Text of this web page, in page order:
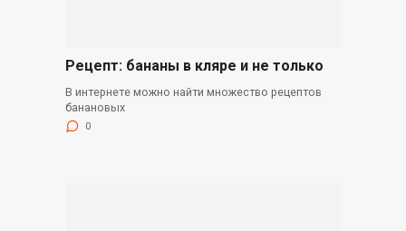
Рецепт: бананы в кляре и не только
В интернете можно найти множество рецептов
банановых
0